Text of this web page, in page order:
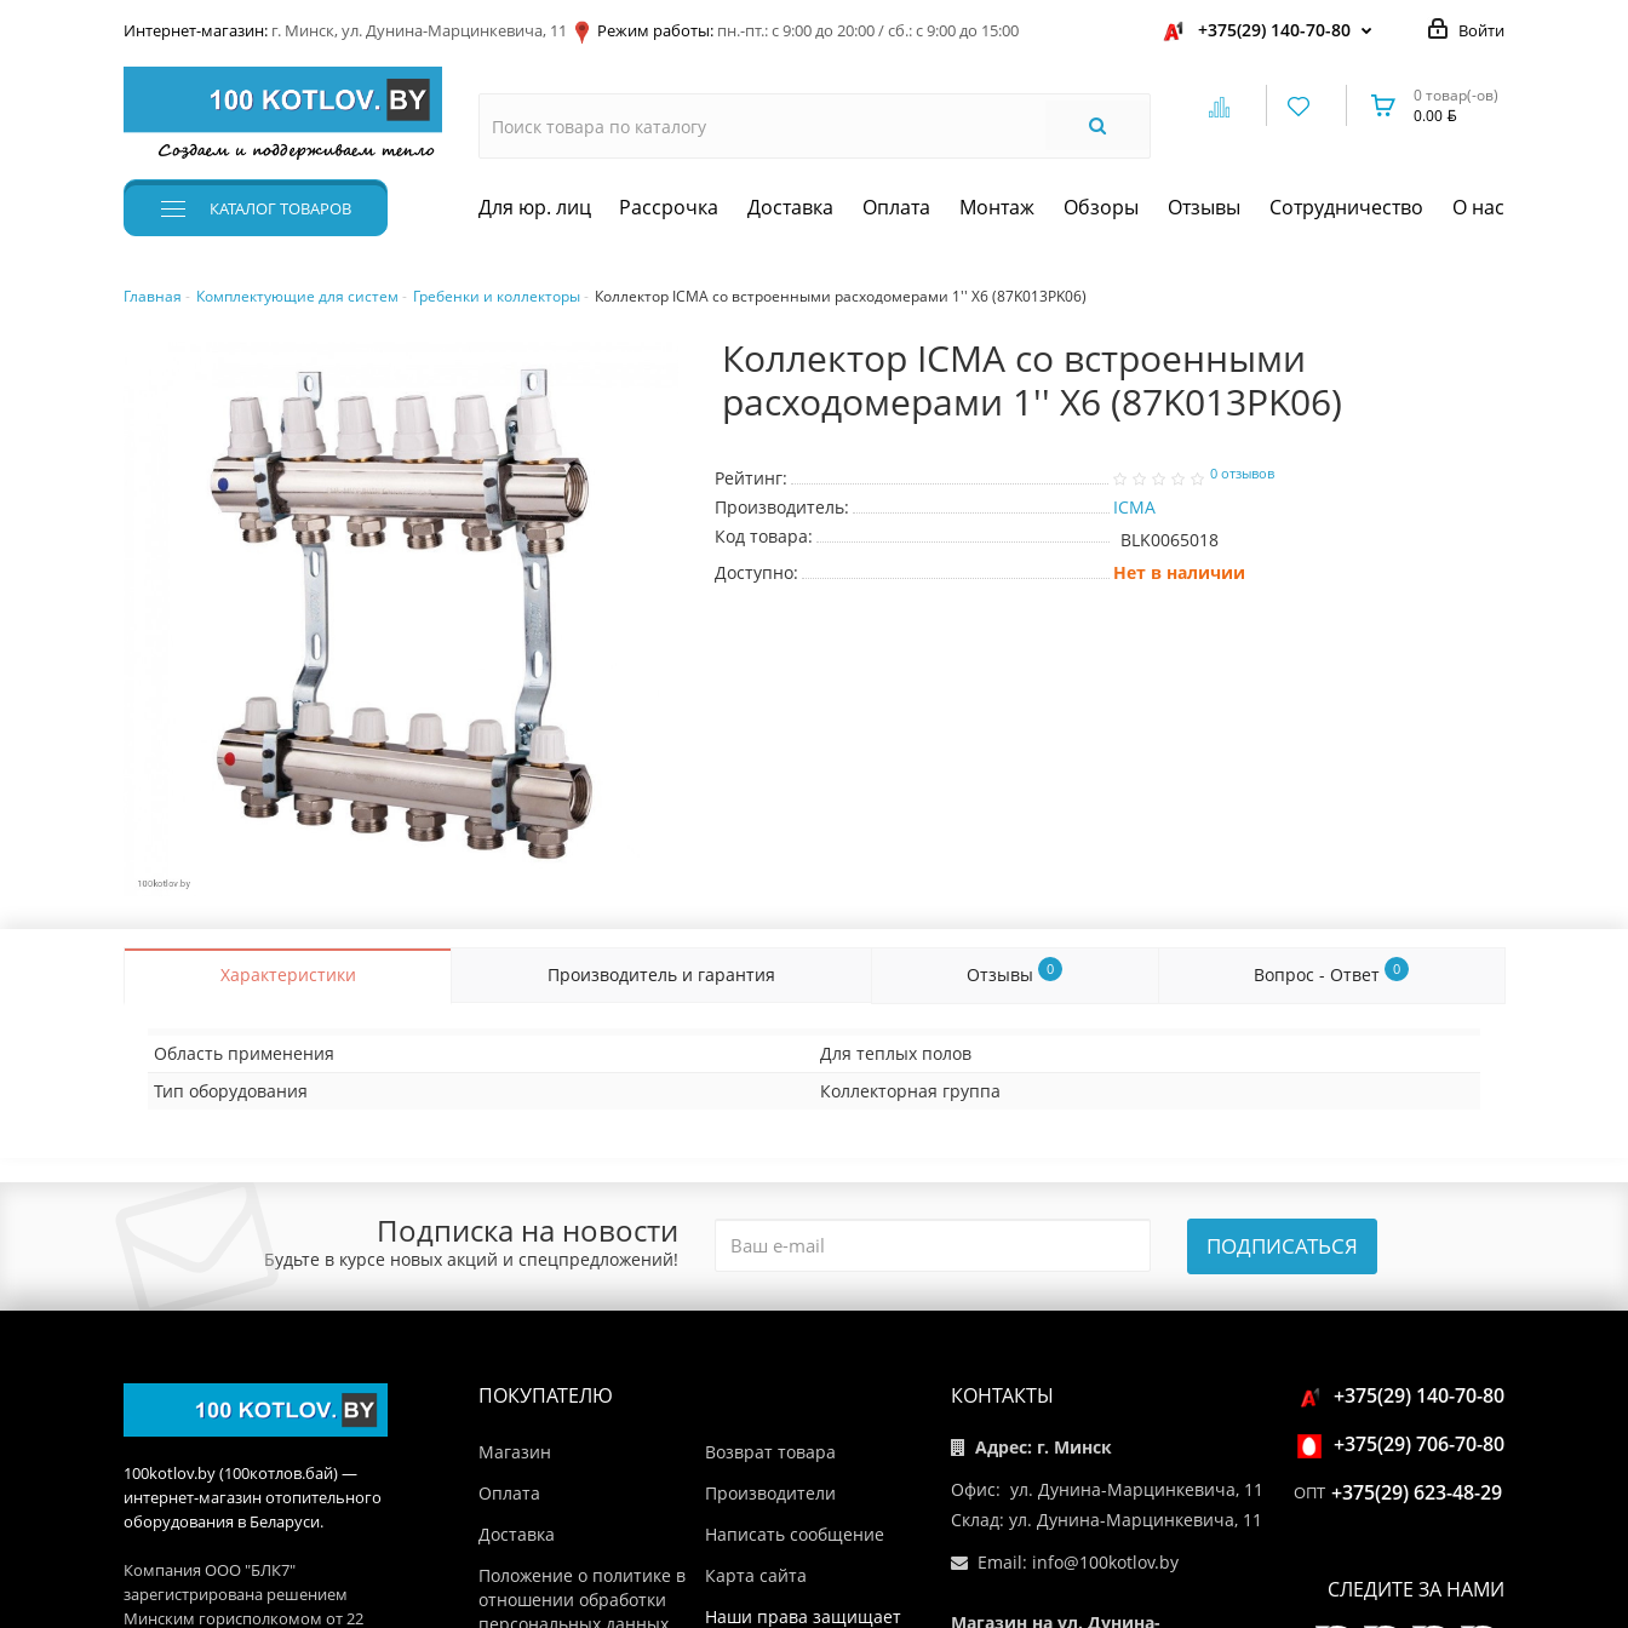
Интернет-магазин: г. Минск, ул. Дунина-Марцинкевича, 11 Режим работы: пн.-пт.: с 9:00 до 20:00 / сб.: с 9:00 до 15:00 Войти
+375(29) 140-70-80
0 товар(-ов)
0.00
КАТАЛОГТОВАРОВ Для юр. лиц Рассрочка Доставка Оплата Монтаж Обзоры Отзывы Сотрудничество О нас
Главная Комплектующие для систем Гребенки и коллекторы Коллектор ICMA со встроенными расходомерами 1'' X6 (87K013PK06)
Коллектор ICMA со встроенными
расходомерами 1'' X6 (87K013PK06)
Рейтинг: 0 отзывов
Производитель:
ICMA
Код товара:
BLK0065018
Доступно:
Нет в наличии
Характеристики Производитель и гарантия Отзывы 0 Вопрос - Ответ 0
Область применения
Для теплых полов
Тип оборудования
Коллекторная группа
Подписка на новости
Будьте в курсе новых акций и спецпредложений! ПОДПИСАТЬСЯ
100kotlov.by (100котлов.бай) —
интернет-магазин отопительного
оборудования в Беларуси.
Компания ООО "БЛК7"
зарегистрирована решением
Минским горисполкомом от 22
ПОКУПАТЕЛЮ
Магазин
Оплата
Доставка
Положение о политике в
отношении обработки
персональных данных
Возврат товара
Производители
Написать сообщение
Карта сайта
Наши права защищает
КОНТАКТЫ
Адрес: г. Минск
Офис: ул. Дунина-Марцинкевича, 11
Склад: ул. Дунина-Марцинкевича, 11
Email: info@100kotlov.by
Магазин на ул. Дунина-
+375(29) 140-70-80
+375(29) 706-70-80
ОПТ +375(29) 623-48-29
СЛЕДИТЕ ЗА НАМИ